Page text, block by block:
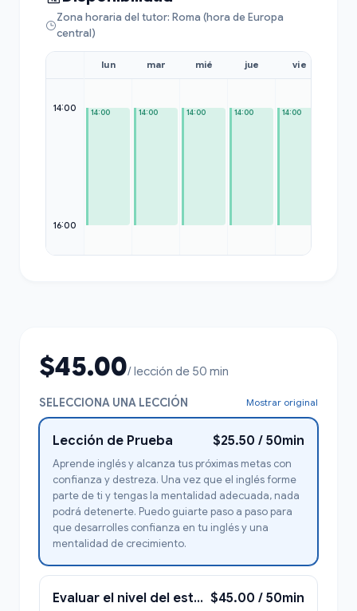
Zona horaria del tutor: Roma (hora de Europa
central)
14:00
16:00
lun
14:00
mar
14:00
mié
14:00
jue
14:00
vie
14:00
$45.00/ lección de 50 min
SELECCIONA UNA LECCIÓN Mostrar original
Lección de Prueba $25.50 / 50min
Aprende inglés y alcanza tus próximas metas con
confianza y destreza. Una vez que el inglés forme
parte de ti y tengas la mentalidad adecuada, nada
podrá detenerte. Puedo guiarte paso a paso para
que desarrolles confianza en tu inglés y una
mentalidad de crecimiento.
Evaluar el nivel del estudiante y descubrir sus necesidades, canales e intereses de aprendizaje. $45.00 / 50min